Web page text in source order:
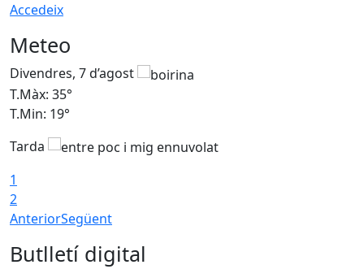
Accedeix
Meteo
Divendres, 7 d’agost
T.Màx: 35°
T.Min: 19°
Tarda
1
2
AnteriorSegüent
Butlletí digital